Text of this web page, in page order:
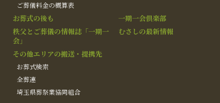
ご葬儀料金の概算表
お葬式の後も
一期一会倶楽部
秩父とご葬儀の情報誌「一期一
会」
むさしの最新情報
その他エリアの搬送・提携先
お葬式検索
全葬連
埼玉県葬祭業協同組合